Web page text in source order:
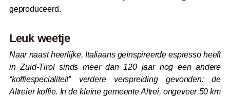
geproduceerd.
Leuk weetje
Naar naast heerlijke, Italiaans geïnspireerde espresso heeft
in Zuid-Tirol sinds meer dan 120 jaar nog een andere
“koffiespecialiteit” verdere verspreiding gevonden: de
Altreier koffie. In de kleine gemeente Altrei, ongeveer 50 km